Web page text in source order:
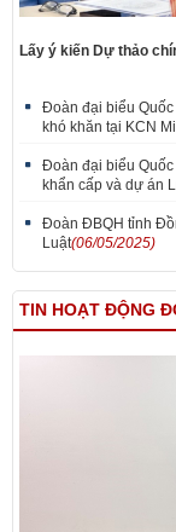
Lấy ý kiến Dự thảo
Đoàn đại biểu
khó khăn tại KCN
Đoàn đại biểu
khẩn cấp và dự án
Đoàn ĐBQH tỉnh
Luật(06/05/2025)
TIN HOẠT ĐỘNG